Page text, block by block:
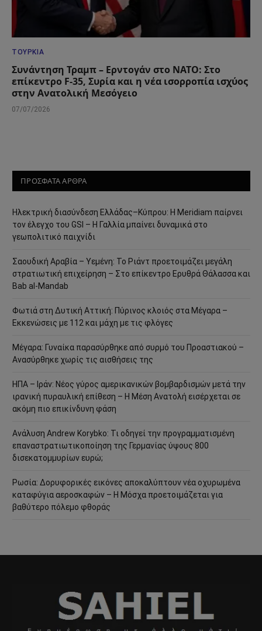
ΤΟΥΡΚΊΑ
Συνάντηση Τραμπ – Ερντογάν στο ΝΑΤΟ: Στο
επίκεντρο F-35, Συρία και η νέα ισορροπία ισχύος
στην Ανατολική Μεσόγειο
07/07/2026
ΠΡΟΣΦΑΤΑ ΑΡΘΡΑ
Ηλεκτρική διασύνδεση Ελλάδας–Κύπρου: Η Meridiam παίρνει
τον έλεγχο του GSI – Η Γαλλία μπαίνει δυναμικά στο
γεωπολιτικό παιχνίδι
Σαουδική Αραβία – Υεμένη: Το Ριάντ προετοιμάζει μεγάλη
στρατιωτική επιχείρηση – Στο επίκεντρο Ερυθρά Θάλασσα και
Bab al-Mandab
Φωτιά στη Δυτική Αττική: Πύρινος κλοιός στα Μέγαρα –
Εκκενώσεις με 112 και μάχη με τις φλόγες
Μέγαρα: Γυναίκα παρασύρθηκε από συρμό του Προαστιακού –
Ανασύρθηκε χωρίς τις αισθήσεις της
ΗΠΑ – Ιράν: Νέος γύρος αμερικανικών βομβαρδισμών μετά την
ιρανική πυραυλική επίθεση – Η Μέση Ανατολή εισέρχεται σε
ακόμη πιο επικίνδυνη φάση
Ανάλυση Andrew Korybko: Τι οδηγεί την προγραμματισμένη
επαναστρατιωτικοποίηση της Γερμανίας ύψους 800
δισεκατομμυρίων ευρώ;
Ρωσία: Δορυφορικές εικόνες αποκαλύπτουν νέα οχυρωμένα
καταφύγια αεροσκαφών – Η Μόσχα προετοιμάζεται για
βαθύτερο πόλεμο φθοράς